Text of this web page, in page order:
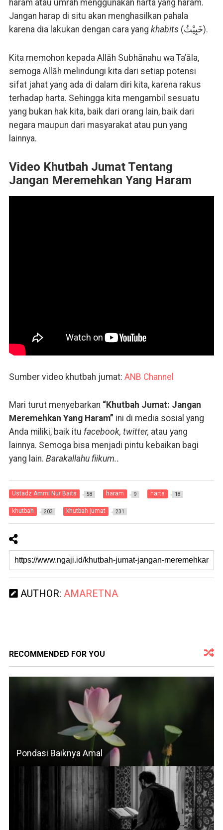
haram atau umrah menggunakan harta yang haram.
Jangan harap di situ akan menghasilkan pahala
karena dia lakukan dengan cara yang khabits (خَبِيْثُ).
Kita memohon kepada Allāh Subhānahu wa Ta’āla,
semoga Allāh melindungi kita dari setiap potensi
sifat jahat yang ada di dalam diri kita, karena rakus
terhadap harta. Sehingga kita mengambil sesuatu
yang bukan hak kita, baik dari orang lain, baik dari
negara maupun dari masyarakat atau pun yang
lainnya.
Video Khutbah Jumat Tentang
Jangan Meremehkan Yang Haram
Sumber video khutbah jumat: ANB Channel
Mari turut menyebarkan “Khutbah Jumat: Jangan
Meremehkan Yang Haram” ini di media sosial yang
Anda miliki, baik itu facebook, twitter, atau yang
lainnya. Semoga bisa menjadi pintu kebaikan bagi
yang lain. Barakallahu fiikum..
Ustadz Ammi Nur Baits 58 haram 9 harta 18
khutbah 203 khutbah jumat 231
AUTHOR: AMARETNA
RECOMMENDED FOR YOU
Pondasi Baiknya Amal